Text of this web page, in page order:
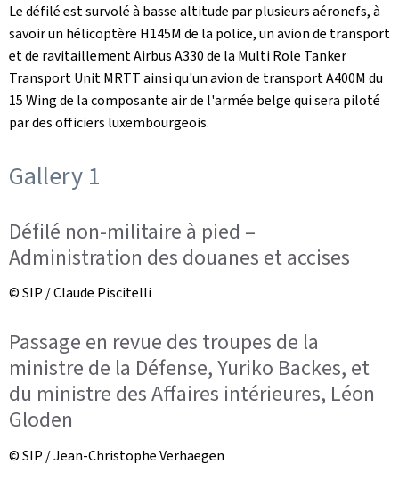
Le défilé est survolé à basse altitude par plusieurs aéronefs, à
savoir un hélicoptère H145M de la police, un avion de transport
et de ravitaillement Airbus A330 de la Multi Role Tanker
Transport Unit MRTTainsi qu'un avion de transport A400M du
15 Wingde la composante air de l'armée belge qui sera piloté
par des officiers luxembourgeois.
Gallery 1
Défilé non-militaire à pied –
Administration des douanes et accises
© SIP / Claude Piscitelli
Passage en revue des troupes de la
ministre de la Défense, Yuriko Backes, et
du ministre des Affaires intérieures, Léon
Gloden
© SIP / Jean-Christophe Verhaegen